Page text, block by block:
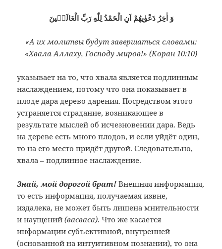
وَ اٰخِرُ دَعْوٰيهُمْ اَنِ الْحَمْدُ لِلّٰهِ رَبِّ الْعَالَمٖينَ
«А их молитвы будут завершаться словами:
«Хвала Аллаху, Господу миров!» (Коран 10:10)
указывает на то, что хвала является подлинным
наслаждением, потому что она показывает в
плоде дара дерево дарения. Посредством этого
устраняется страдание, возникающее в
результате мыслей об исчезновении дара. Ведь
на дереве есть много плодов, и если уйдёт один,
то на его место придёт другой. Следовательно,
хвала – подлинное наслаждение.
Знай, мой дорогой брат! Внешняя информация,
то есть информация, получаемая извне,
издалека, не может быть лишена мнительности
и наущений(васваса). Что же касается
информации субъективной, внутренней
(основанной на интуитивном познании), то она